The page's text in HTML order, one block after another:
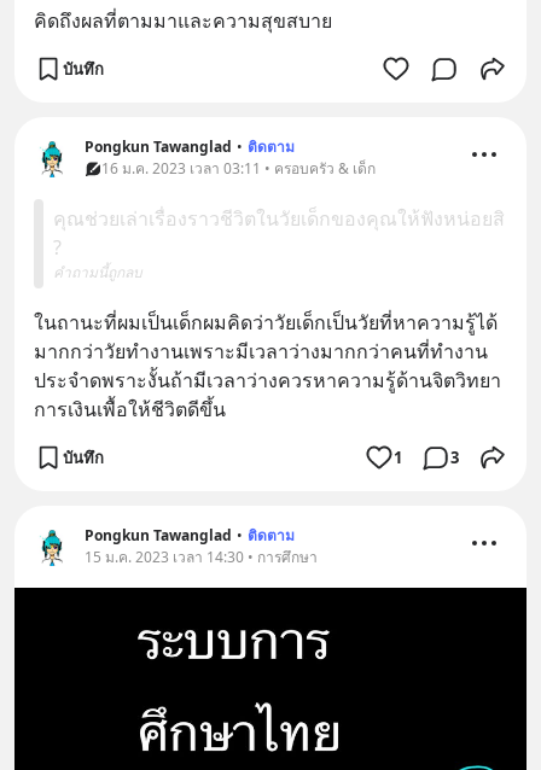
คิดถึงผลที่ตามมาและความสุขสบาย
บันทึก
Pongkun Tawanglad • ติดตาม
16 ม.ค. 2023 เวลา 03:11 • ครอบครัว & เด็ก
คุณช่วยเล่าเรื่องราวชีวิตในวัยเด็กของคุณให้ฟังหน่อยสิ
?
คำถามนี้ถูกลบ
ในถานะที่ผมเป็นเด็กผมคิดว่าวัยเด็กเป็นวัยที่หาความรู้ได้
มากกว่าวัยทำงานเพราะมีเวลาว่างมากกว่าคนที่ทำงาน
ประจำดพราะงั้นถ้ามีเวลาว่างควรหาความรู้ด้านจิตวิทยา
การเงินเพื้อให้ชีวิตดีขึ้น
บันทึก 1 3
Pongkun Tawanglad • ติดตาม
15 ม.ค. 2023 เวลา 14:30 • การศึกษา